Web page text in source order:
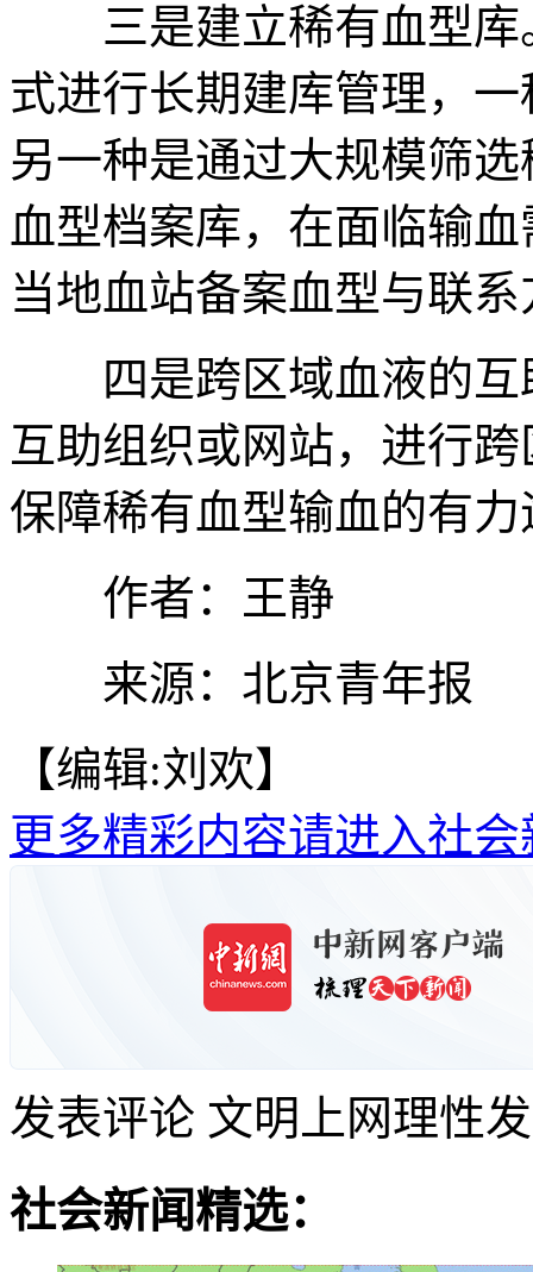
三是建立稀有血型库
式进行长期建库管理，
另一种是通过大规模筛
血型档案库，在面临输
当地血站备案血型与联
四是跨区域血液的互
互助组织或网站，进行
保障稀有血型输血的有力
作者：王静
来源：北京青年报
【编辑:刘欢】
更多精彩内容请进入社会
发表评论 文明上网理性
社会新闻精选：